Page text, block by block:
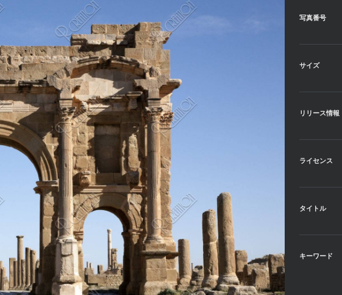
写真番号
サイズ
リリース情報
ライセンス
タイトル
キーワード